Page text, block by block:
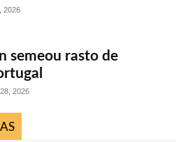
2026
semeou rasto de
2026